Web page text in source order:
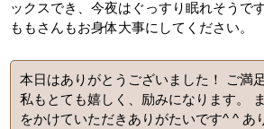
ックスでき、今夜はぐっすり眠れそうで
ももさんもお身体大事にしてください。
本日はありがとうございました！ ご満
私もとても嬉しく、励みになります。
をかけていただきありがたいです^ ^ あ